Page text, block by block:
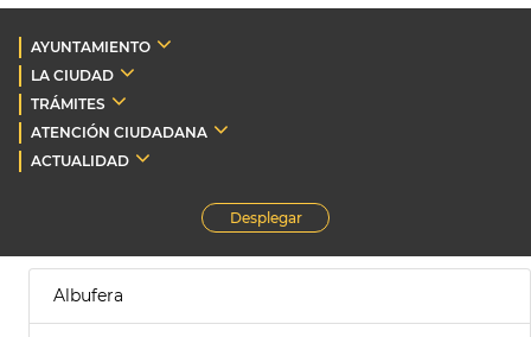
AYUNTAMIENTO
LA CIUDAD
TRÁMITES
ATENCIÓN CIUDADANA
ACTUALIDAD
Desplegar
Albufera